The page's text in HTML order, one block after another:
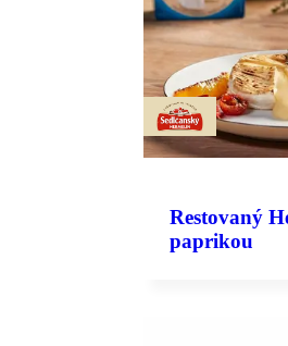
Restovaný
paprikou